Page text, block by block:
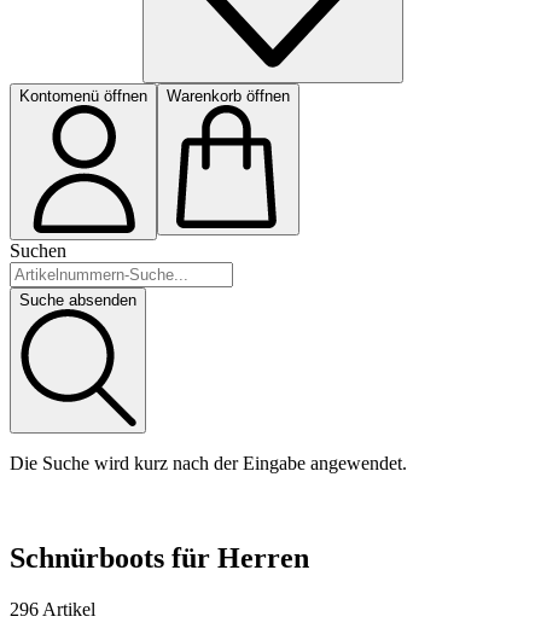
Kontomenü öffnen Warenkorb öffnen
Suchen
Suche absenden
Die Suche wird kurz nach der Eingabe angewendet.
Schnürboots für Herren
296 Artikel